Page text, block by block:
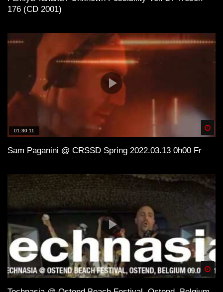
176 (CD 2001)
01:30:11
Sam Paganini @ CRSSD Spring 2022.03.13 0h00 Fr